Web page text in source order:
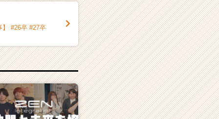
】 #26卒 #27卒